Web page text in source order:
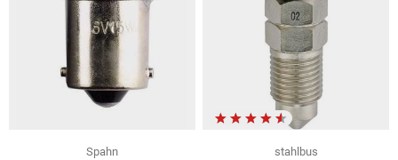
Spahn
stahlbus